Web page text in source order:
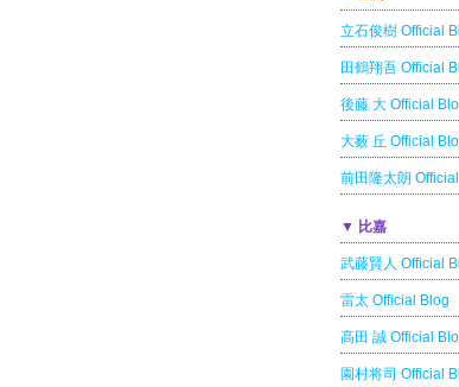
立石俊樹 Official
田鶴翔吾 Official
後藤 大 Official
大薮 丘 Official
前田隆太朗
▼ 比嘉
武藤賢人 Official
雷太 Official Blog
高田 誠 Official
園村将司 Official